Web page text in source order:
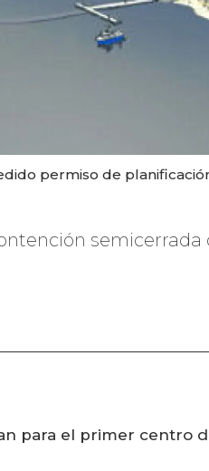
permiso de
semicerrada
para el primer centro